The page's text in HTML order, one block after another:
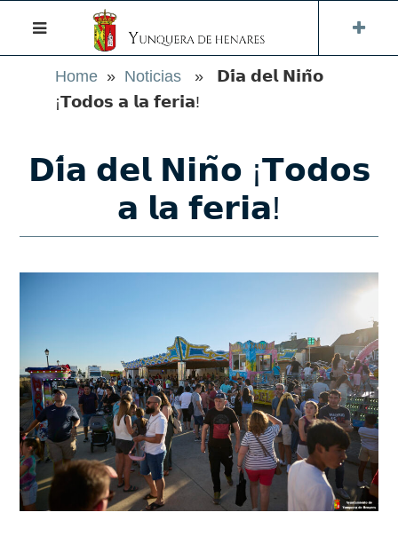
Home » Noticias » 𝗗𝗶́𝗮 𝗱𝗲𝗹 𝗡𝗶𝗻̃𝗼
¡𝗧𝗼𝗱𝗼𝘀 𝗮 𝗹𝗮 𝗳𝗲𝗿𝗶𝗮!
𝗗𝗶́𝗮 𝗱𝗲𝗹 𝗡𝗶𝗻̃𝗼 ¡𝗧𝗼𝗱𝗼𝘀
𝗮 𝗹𝗮 𝗳𝗲𝗿𝗶𝗮!